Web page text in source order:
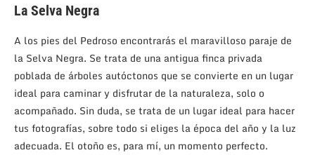
La Selva Negra
A los pies del Pedroso encontrarás el maravilloso paraje de
la Selva Negra. Se trata de una antigua finca privada
poblada de árboles autóctonos que se convierte en un lugar
ideal para caminar y disfrutar de la naturaleza, solo o
acompañado. Sin duda, se trata de un lugar ideal para hacer
tus fotografías, sobre todo si eliges la época del año y la luz
adecuada. El otoño es, para mí, un momento perfecto.